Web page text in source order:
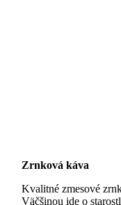
Zrnková káva
Kvalitné zmesové
Väčšinou ide o